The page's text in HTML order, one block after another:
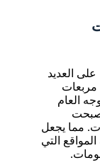
على العديد
مربعات
العام
مما يجعل
التي